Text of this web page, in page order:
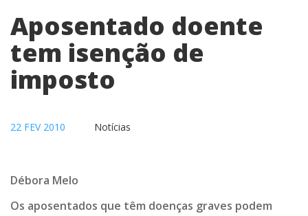
Aposentado doente
tem isenção de
imposto
22 FEV 2010 Notícias
Débora Melo
Os aposentados que têm doenças graves podem